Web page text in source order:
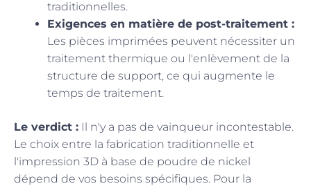
traditionnelles.
Exigences en matière de post-traitement :
Les pièces imprimées peuvent nécessiter un
traitement thermique ou l'enlèvement de la
structure de support, ce qui augmente le
temps de traitement.
Le verdict : Il n'y a pas de vainqueur incontestable.
Le choix entre la fabrication traditionnelle et
l'impression 3D à base de poudre de nickel
dépend de vos besoins spécifiques. Pour la